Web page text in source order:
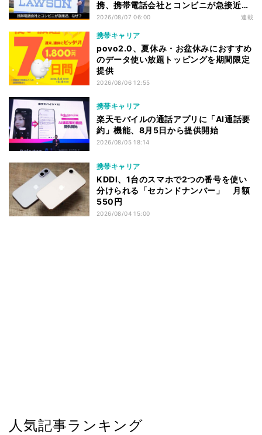
携、携帯電話会社とコンビニが急接近す
る理由は
2026/08/07 06:00 連載
携帯キャリア
povo2.0、夏休み・お盆休みにおすすめ
のデータ使い放題トッピングを期間限定
提供
2026/08/06 12:55
携帯キャリア
楽天モバイルの通話アプリに「AI通話要
約」機能、8月5日から提供開始
2026/08/05 18:14
携帯キャリア
KDDI、1台のスマホで2つの番号を使い
分けられる「セカンドナンバー」 月額
550円
2026/08/04 15:00
人気記事ランキング